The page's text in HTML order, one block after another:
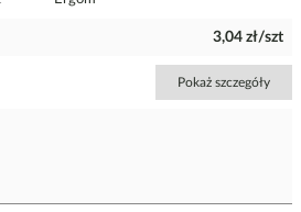
3,04 zł/szt
Pokaż szczegóły